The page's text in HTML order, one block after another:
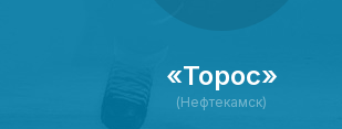
«Торос»
(Нефтекамск)